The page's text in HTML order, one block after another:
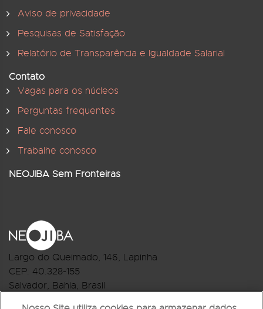
Aviso de privacidade
Pesquisas de Satisfação
Relatório de Transparência e Igualdade Salarial
Contato
Vagas para os núcleos
Perguntas frequentes
Fale conosco
Trabalhe conosco
NEOJIBA Sem Fronteiras
Largo do Queimado, 146, Lapinha
CEP: 40.328-155
Salvador, Bahia, Brasil